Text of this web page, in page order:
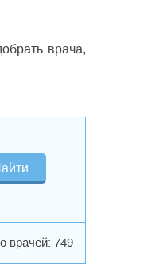
врача,
врачей: 749